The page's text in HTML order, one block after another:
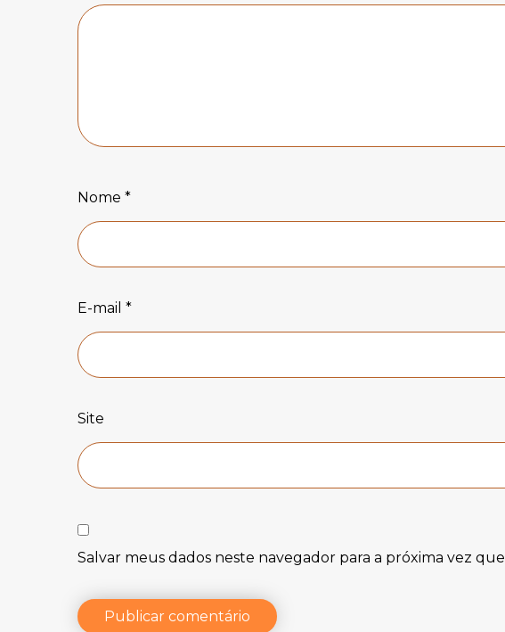
Nome *
E-mail *
Site
Salvar meus dados neste navegador para a próxima vez
Publicar comentário